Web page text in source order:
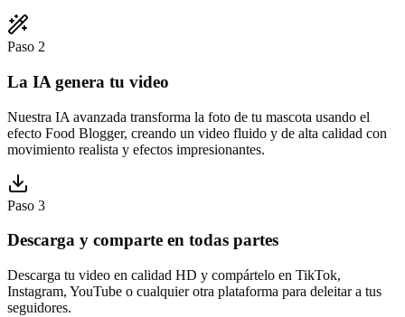
Paso 2
La IA genera tu video
Nuestra IA avanzada transforma la foto de tu mascota usando el
efecto Food Blogger, creando un video fluido y de alta calidad con
movimiento realista y efectos impresionantes.
Paso 3
Descarga y comparte en todas partes
Descarga tu video en calidad HD y compártelo en TikTok,
Instagram, YouTube o cualquier otra plataforma para deleitar a tus
seguidores.